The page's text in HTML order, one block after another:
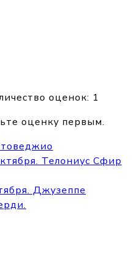
оценок: 1
оценку первым.
Телониус Сфир
Джузеппе